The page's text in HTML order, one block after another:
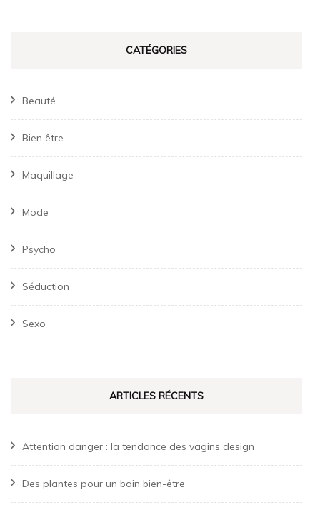
CATÉGORIES
Beauté
Bien être
Maquillage
Mode
Psycho
Séduction
Sexo
ARTICLES RÉCENTS
Attention danger : la tendance des vagins design
Des plantes pour un bain bien-être